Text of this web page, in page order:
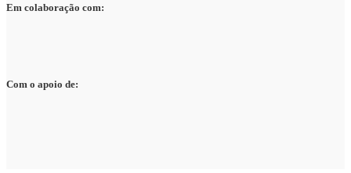
Em colaboração com:
Com o apoio de: